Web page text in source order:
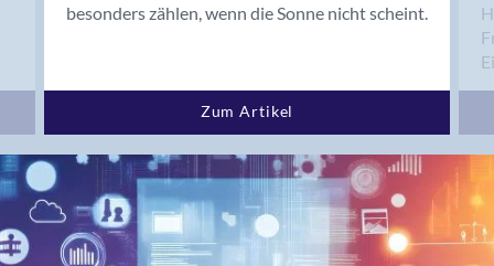
Bolligen
Bremgarten bei Bern
Brig
Brig-Glis
Bronschhofen
Brugg
besonders zählen, wenn die Sonne nicht scheint.
Zum Artikel